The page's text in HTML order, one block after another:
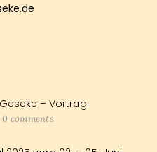
– Vortrag
0 comments